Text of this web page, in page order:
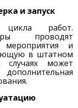
и запуск
работ.
проводят
мероприятия и
в штатном
может